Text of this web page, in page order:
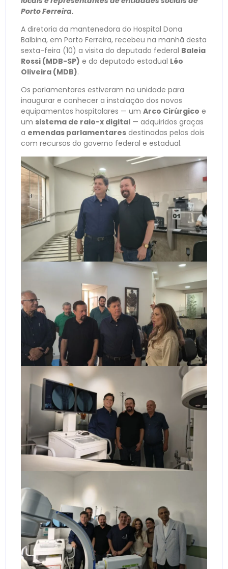
Porto Ferreira.
A diretoria da mantenedora do Hospital Dona
Balbina, em Porto Ferreira, recebeu na manhã desta
sexta-feira (10) a visita do deputado federal Baleia
Rossi (MDB-SP) e do deputado estadual Léo
Oliveira (MDB).
Os parlamentares estiveram na unidade para
inaugurar e conhecer a instalação dos novos
equipamentos hospitalares — um Arco Cirúrgico e
um sistema de raio-x digital — adquiridos graças
a emendas parlamentares destinadas pelos dois
com recursos do governo federal e estadual.